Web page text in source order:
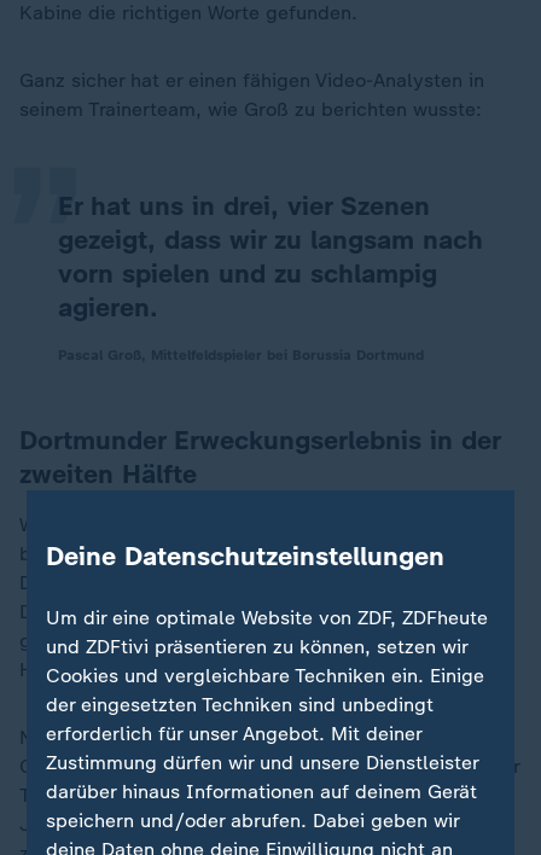
Kabine die richtigen Worte gefunden.
Ganz sicher hat er einen fähigen Video-Analysten in
seinem Trainerteam, wie Groß zu berichten wusste:
Er hat uns in drei, vier Szenen
gezeigt, dass wir zu langsam nach
vorn spielen und zu schlampig
agieren.
„
Dortmunder Erweckungserlebnis in der
zweiten Hälfte
Was bis zum Schlusspfiff im Estádio José Alvalade zu
bestaunen war, kann ohne übertriebenen Pathos als
Dortmunder Erweckungserlebnis bezeichnet werden.
Die Mannschaft wirkte plötzlich griffig, machte Druck,
gewann Zweikämpfe, setzte sich in der gegnerischen
Hälfte fest und erzielte drei blitzsaubere Tore.
Neben dem unermüdlichen Serhou Guirassy, der mit
Champions-League-Treffer Nummer zehn die Spitze der
Torjägerliste erklomm, brillierten drei Akteure, die seit
Jahresbeginn zu den Gesichtern der Dortmunder Krise
Deine Datenschutzeinstellungen
Um dir eine optimale Website von ZDF, ZDFheute
und ZDFtivi präsentieren zu können, setzen wir
Cookies und vergleichbare Techniken ein. Einige
der eingesetzten Techniken sind unbedingt
erforderlich für unser Angebot. Mit deiner
Zustimmung dürfen wir und unsere Dienstleister
darüber hinaus Informationen auf deinem Gerät
speichern und/oder abrufen. Dabei geben wir
deine Daten ohne deine Einwilligung nicht an